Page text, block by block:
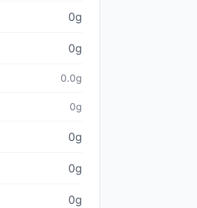
0g
0g
0.0g
0g
0g
0g
0g